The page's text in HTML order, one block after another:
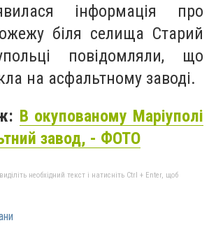
інформація про
біля селища Старий
повідомляли, що
на асфальтному заводі.
В окупованому Маріуполі
завод, - ФОТО
необхідний текст і натисніть Ctrl + Enter, щоб